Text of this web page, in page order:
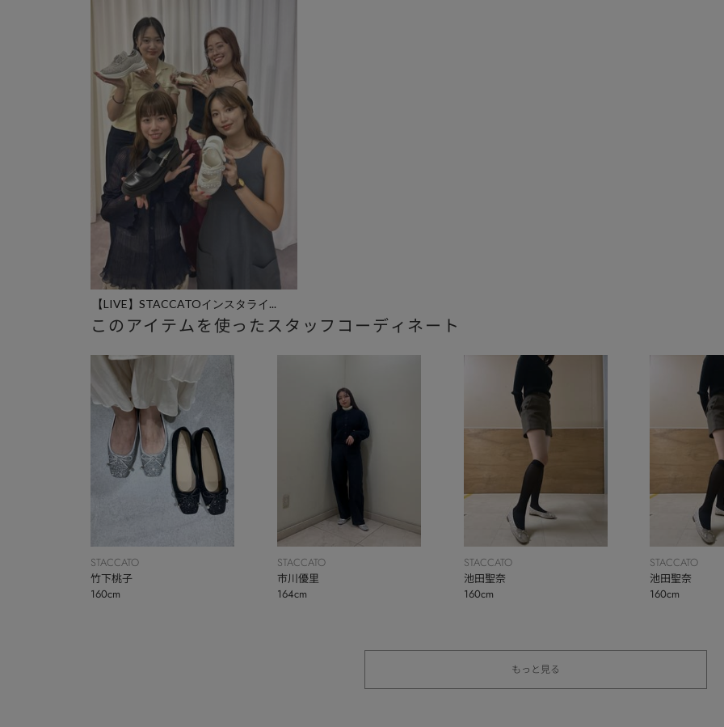
【LIVE】STACCATOインスタライ...
このアイテムを使ったスタッフコーディネート
STACCATO
竹下桃子
160cm
STACCATO
市川優里
164cm
STACCATO
池田聖奈
160cm
STACCATO
池田聖奈
160cm
もっと見る